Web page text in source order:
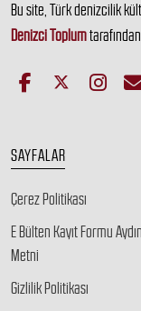
Bu site, Türk denizcilik
Denizci Toplum
SAYFALAR
Çerez Politikası
E Bülten Kayıt Formu
Metni
Gizlilik Politikası